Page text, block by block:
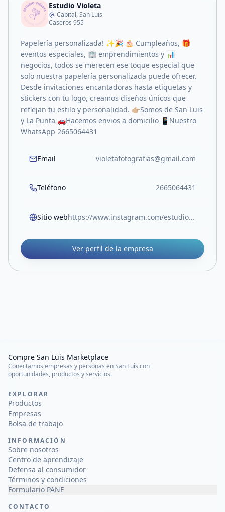
Estudio Violeta
Capital, San Luis
Caseros 955
Papelería personalizada! ✨🎉 🎂 Cumpleaños, 🎁
eventos especiales, 🏢 emprendimientos y 📊
negocios, todos se merecen ese toque especial que
solo nuestra papelería personalizada puede ofrecer.
Desde invitaciones encantadoras hasta etiquetas y
stickers con tu logo, creamos diseños únicos que
reflejan tu estilo y personalidad. 👉🏼Somos de San Luis
y La Punta 🚗Hacemos envios a domicilio 📱Nuestro
WhatsApp 2665064431
Email violetafotografias@gmail.com
Teléfono 2665064431
Sitio web https://www.instagram.com/estudio.violeta_?igsh=MWxzY25zcmI2b2NncA==
Ver perfil de la empresa
Compre San Luis Marketplace
Conectamos empresas y personas en San Luis con
oportunidades, productos y servicios.
EXPLORAR
Productos
Empresas
Bolsa de trabajo
INFORMACIÓN
Sobre nosotros
Centro de aprendizaje
Defensa al consumidor
Términos y condiciones
Formulario PANE
CONTACTO